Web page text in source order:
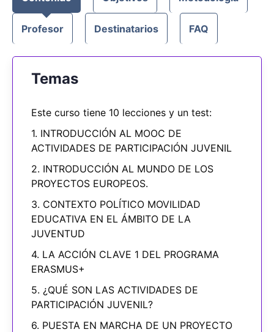
Profesor Destinatarios FAQ
Temas
Este curso tiene 10 lecciones y un test:
1. INTRODUCCIÓN AL MOOC DE
ACTIVIDADES DE PARTICIPACIÓN JUVENIL
2. INTRODUCCIÓN AL MUNDO DE LOS
PROYECTOS EUROPEOS.
3. CONTEXTO POLÍTICO MOVILIDAD
EDUCATIVA EN EL ÁMBITO DE LA
JUVENTUD
4. LA ACCIÓN CLAVE 1 DEL PROGRAMA
ERASMUS+
5. ¿QUÉ SON LAS ACTIVIDADES DE
PARTICIPACIÓN JUVENIL?
6. PUESTA EN MARCHA DE UN PROYECTO